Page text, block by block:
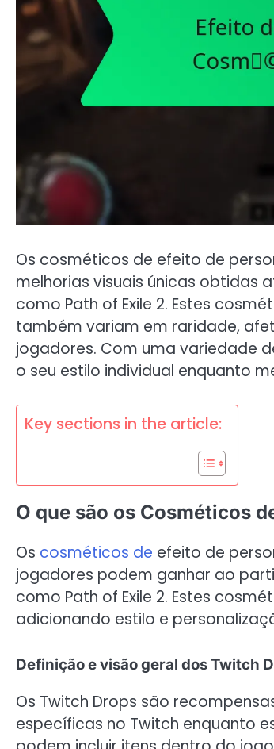
Os cosméticos de efeito de
melhorias visuais únicas obtidas
como Path of Exile 2. Estes
também variam em raridade,
jogadores. Com uma variedade
o seu estilo individual enquanto
Key sections in the article:
O que são os Cosméticos
Os cosméticos de efeito de
jogadores podem ganhar ao
como Path of Exile 2. Estes
adicionando estilo e
Definição e visão geral dos Twitch
Os Twitch Drops são
específicas no Twitch enquanto